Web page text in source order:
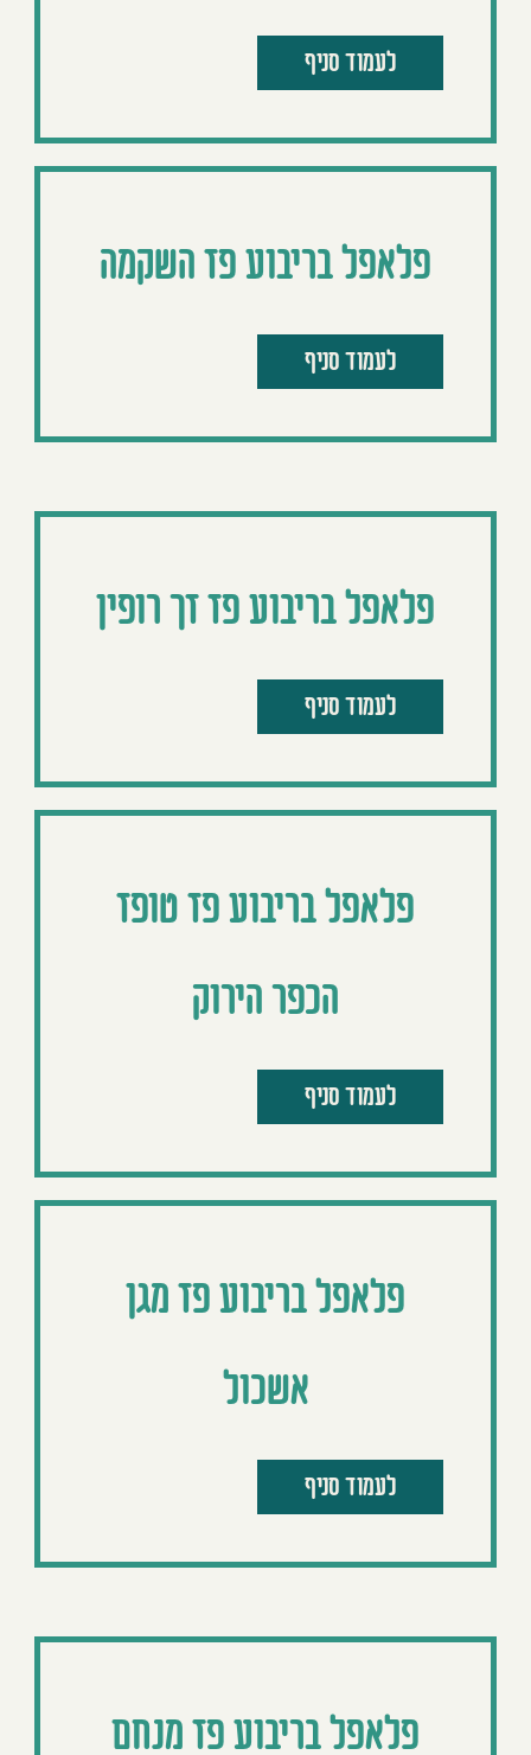
לעמוד סניף
פלאפל בריבוע פז השקמה
לעמוד סניף
פלאפל בריבוע פז זך רופין
לעמוד סניף
פלאפל בריבוע פז טופז
הכפר הירוק
לעמוד סניף
פלאפל בריבוע פז מגן
אשכול
לעמוד סניף
פלאפל בריבוע פז מנחם